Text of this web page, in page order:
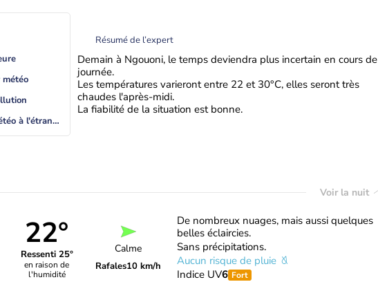
Actualités Météo à l'étranger
Résumé de l’expert
Demain à Ngouoni, le temps deviendra plus incertain en cours de
journée.
Les températures varieront entre 22 et 30°C, elles seront très
chaudes l'après-midi.
La fiabilité de la situation est bonne.
Voir la nuit
22°
Ressenti 25°
en raison de
l'humidité
Calme
Rafales10 km/h
De nombreux nuages, mais aussi quelques
belles éclaircies.
Sans précipitations.
Aucun risque de pluie
Indice UV6 Fort